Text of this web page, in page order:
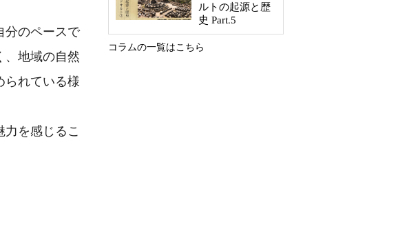
分のペースで
、地域の自然
られている様
を感じるこ
ルトの起源と歴
史 Part.5
コラムの一覧はこちら